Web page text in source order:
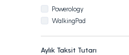
Powerology
WalkingPad
Aylık Taksit Tutarı